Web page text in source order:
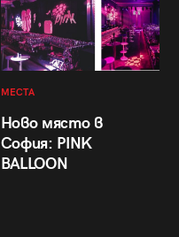
МЕСТА
Ново място в
София: PINK
BALLOON